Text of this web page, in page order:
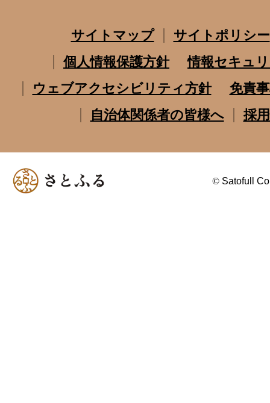
サイトマップ
サイトポリシー
個人情報保護方針
情報セキュ
ウェブアクセシビリティ方針
免責
自治体関係者の皆様へ
採
© Satofull